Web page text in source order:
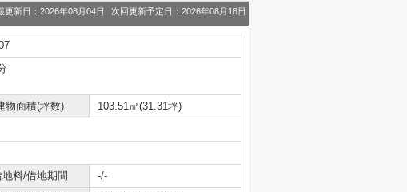
更新日：2026年08月04日 次回更新予定日：2026年08月18日
物面積(坪数)
103.51㎡(31.31坪)
地料/借地期間
-/-